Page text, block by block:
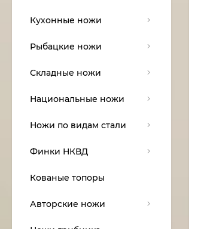
Кухонные ножи
Рыбацкие ножи
Складные ножи
Национальные ножи
Ножи по видам стали
Финки НКВД
Кованые топоры
Авторские ножи